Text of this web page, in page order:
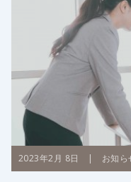
2023年2月 8日 | お知ら